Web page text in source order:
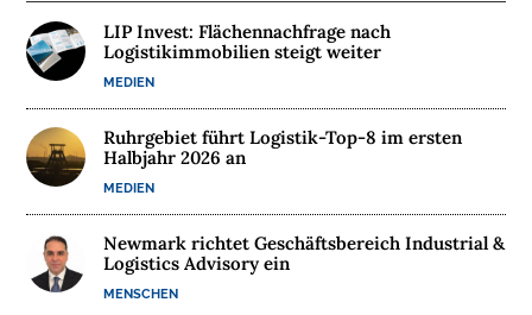
W
E
B
N
A
R
M
E
LIP Invest: Flächennachfrage nach
Logistikimmobilien steigt weiter
MEDIEN
Ruhrgebiet führt Logistik-Top-8 im ersten
Halbjahr 2026 an
MEDIEN
Newmark richtet Geschäftsbereich Industrial &
Logistics Advisory ein
MENSCHEN